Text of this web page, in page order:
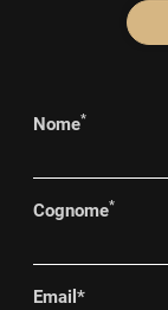
Nome*
Cognome*
Email *